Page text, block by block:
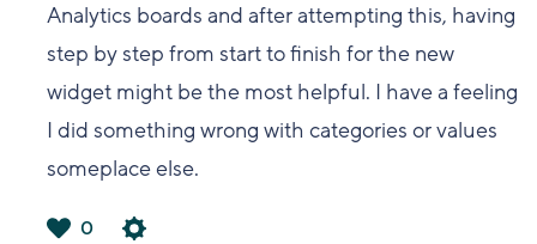
Analytics boards and after attempting this, having
step by step from start to finish for the new
widget might be the most helpful. I have a feeling
I did something wrong with categories or values
someplace else.
0